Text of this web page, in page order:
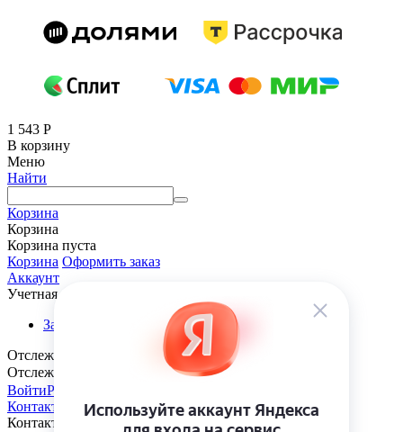
1 543 Р
В корзину
Меню
Найти
Корзина
Корзина
Корзина пуста
Корзина Оформить заказ
Аккаунт
Учетная запись
Заказы
Отслеживание заказа
Отслеживание заказа
ВойтиРегистрация
Контакты
Контакты